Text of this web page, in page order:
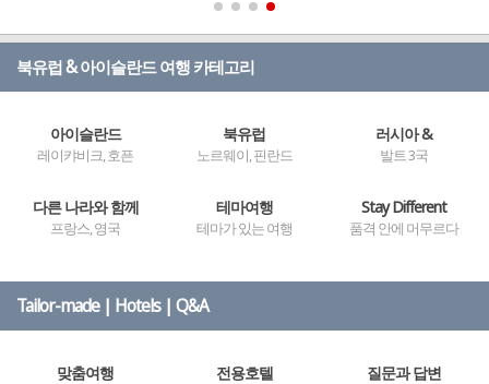
북유럽 & 아이슬란드 여행 카테고리
아이슬란드
레이캬비크, 호픈
북유럽
노르웨이, 핀란드
러시아 &
발트 3국
다른 나라와 함께
프랑스, 영국
테마여행
테마가 있는 여행
Stay Different
품격 안에 머무르다
Tailor-made | Hotels | Q&A
맞춤여행 전용호텔 질문과 답변